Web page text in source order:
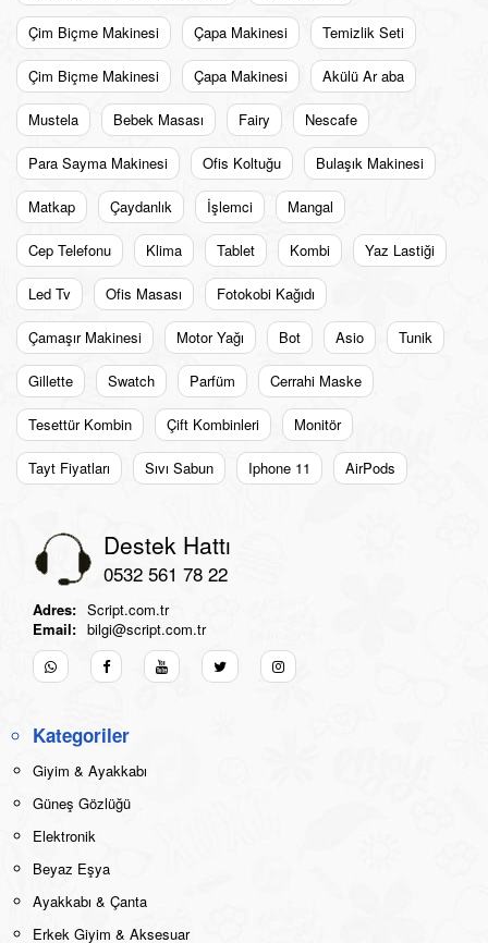
Çim Biçme Makinesi Çapa Makinesi Temizlik Seti
Çim Biçme Makinesi Çapa Makinesi Akülü Ar aba
Mustela Bebek Masası Fairy Nescafe
Para Sayma Makinesi Ofis Koltuğu Bulaşık Makinesi
Matkap Çaydanlık İşlemci Mangal
Cep Telefonu Klima Tablet Kombi Yaz Lastiği
Led Tv Ofis Masası Fotokobi Kağıdı
Çamaşır Makinesi Motor Yağı Bot Asio Tunik
Gillette Swatch Parfüm Cerrahi Maske
Tesettür Kombin Çift Kombinleri Monitör
Tayt Fiyatları Sıvı Sabun Iphone 11 AirPods
Destek Hattı
0532 561 78 22
Adres: Script.com.tr
Email: bilgi@script.com.tr
Kategoriler
Giyim & Ayakkabı
Güneş Gözlüğü
Elektronik
Beyaz Eşya
Ayakkabı & Çanta
Erkek Giyim & Aksesuar